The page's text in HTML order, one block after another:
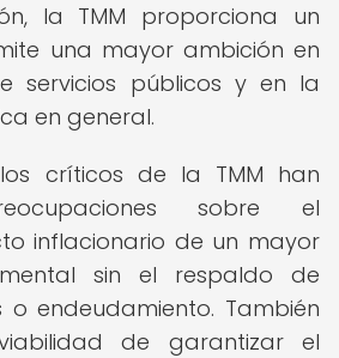
la TMM proporciona un
una mayor ambición en
servicios públicos y en la
en general.
críticos de la TMM han
sobre el
inflacionario de un mayor
sin el respaldo de
o endeudamiento. También
de garantizar el